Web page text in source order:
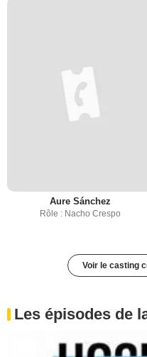
Aure Sánchez
Rôle : Nacho Crespo
Voir le casting
Les épisodes de